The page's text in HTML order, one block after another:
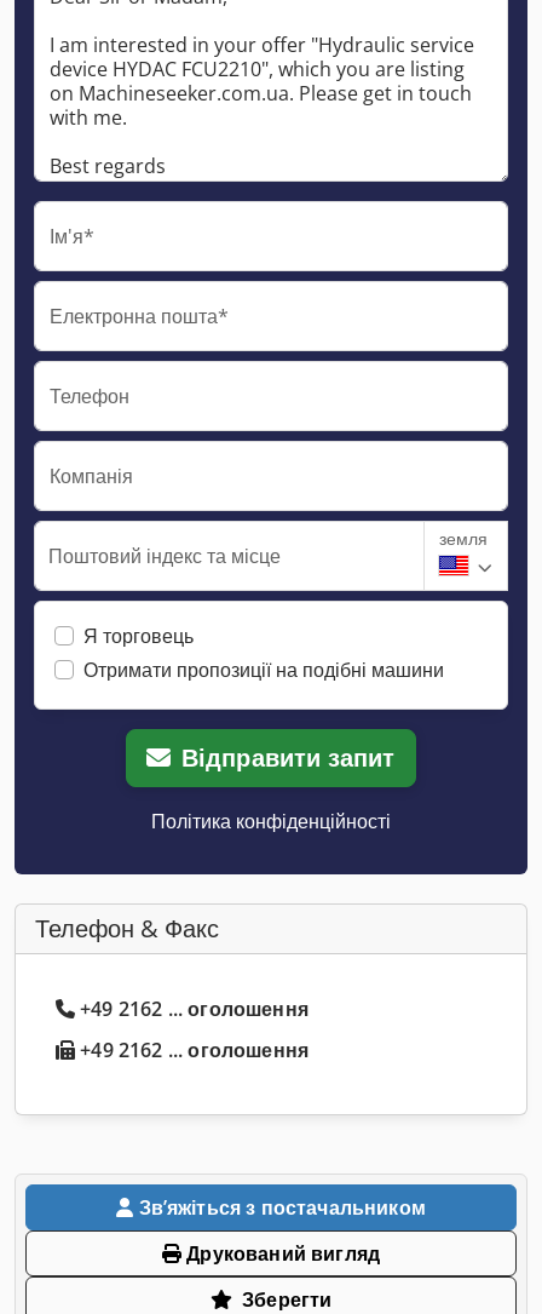
Ім'я*
Електронна пошта*
Телефон
Компанія
Поштовий індекс та місце
земля
Я торговець
Отримати пропозиції на подібні машини
Відправити запит
Політика конфіденційності
Телефон & Факс
+49 2162 ... оголошення
+49 2162 ... оголошення
Звʼяжіться з постачальником
Друкований вигляд
Зберегти